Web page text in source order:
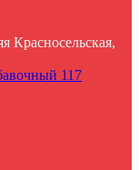
Красносельская,
117